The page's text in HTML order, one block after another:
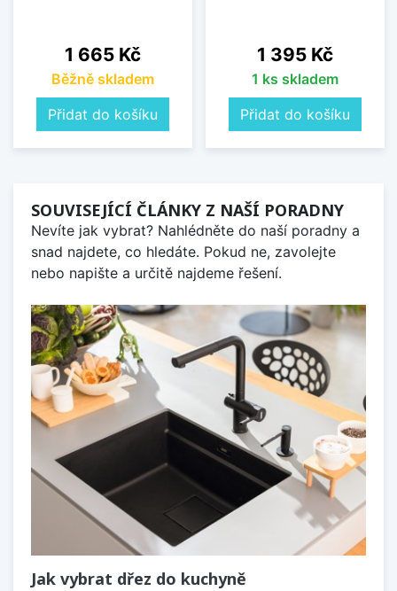
Cena
1 665 Kč
Běžně skladem
Přidat do košíku
Cena
1 395 Kč
1 ks skladem
Přidat do košíku
SOUVISEJÍCÍ ČLÁNKY Z NAŠÍ PORADNY
Nevíte jak vybrat? Nahlédněte do naší poradny a
snad najdete, co hledáte. Pokud ne, zavolejte
nebo napište a určitě najdeme řešení.
Jak vybrat dřez do kuchyně